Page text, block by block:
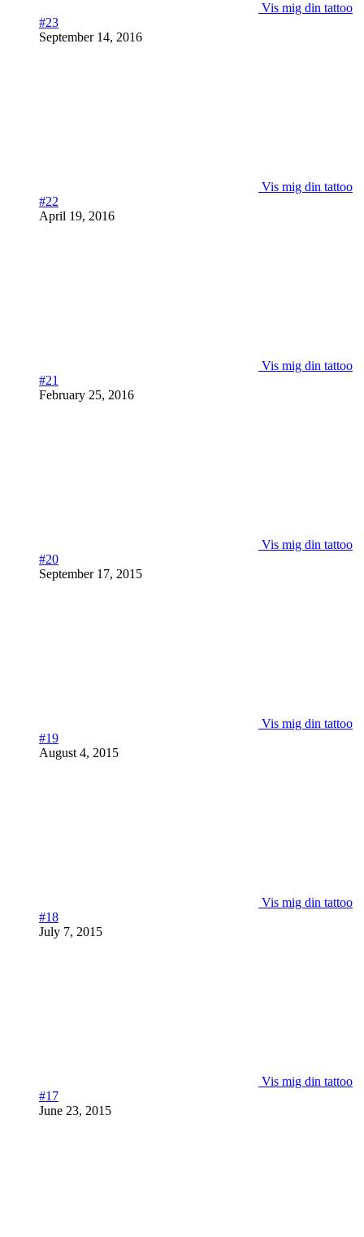
Vis mig din tattoo
#23
September 14, 2016
Vis mig din tattoo
#22
April 19, 2016
Vis mig din tattoo
#21
February 25, 2016
Vis mig din tattoo
#20
September 17, 2015
Vis mig din tattoo
#19
August 4, 2015
Vis mig din tattoo
#18
July 7, 2015
Vis mig din tattoo
#17
June 23, 2015